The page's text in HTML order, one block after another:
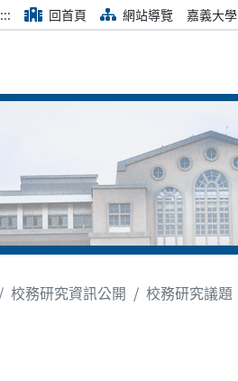
::: 回首頁 網站導覽 嘉義大學
校務研究資訊公開 校務研究議題